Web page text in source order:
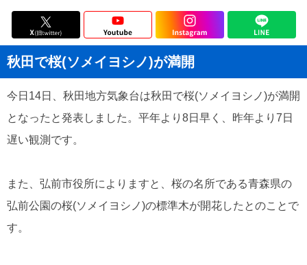
秋田で桜(ソメイヨシノ)が満開
今日14日、秋田地方気象台は秋田で桜(ソメイヨシノ)が満開
となったと発表しました。平年より8日早く、昨年より7日
遅い観測です。
また、弘前市役所によりますと、桜の名所である青森県の
弘前公園の桜(ソメイヨシノ)の標準木が開花したとのことで
す。